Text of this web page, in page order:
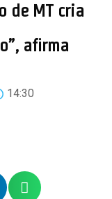
de MT cria
afirma
14:30